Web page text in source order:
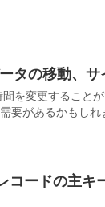
タの移動、サ
を変更すること
要があるかもしれ
コードの主キ